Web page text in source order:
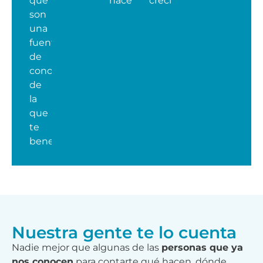
son
una
fuente
de
conocimiento
de
la
que
te
beneficiarás.
Nuestra gente te lo cuenta
Nadie mejor que algunas de las personas que ya